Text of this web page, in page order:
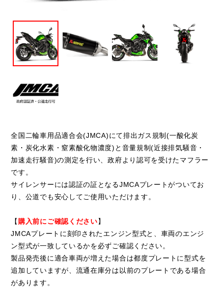
全国二輪車用品適合会(JMCA)にて排出ガス規制(一酸化炭
素・炭化水素・窒素酸化物濃度)と音量規制(近接排気騒音・
加速走行騒音)の測定を行い、政府より認可を受けたマフラー
です。
サイレンサーには認証の証となるJMCAプレートがついてお
り、公道でも安心してご使用いただけます。
【 購入前にご確認ください】
JMCAプレートに刻印されたエンジン型式と、車両のエンジ
ン型式が一致しているかを必ずご確認ください。
製品発売後に適合車両が増えた場合は都度プレートに型式を
追加していますが、流通在庫分は以前のプレートである場合
があります。